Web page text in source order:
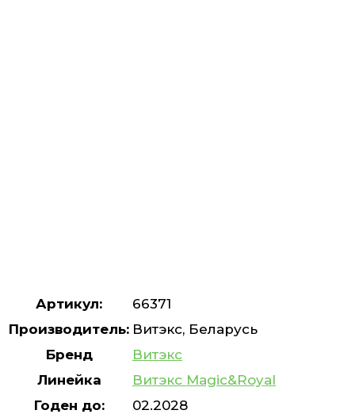
Артикул:
66371
Производитель: Витэкс, Беларусь
Бренд
Витэкс
Линейка
Витэкс Magic&Royal
Годен до:
02.2028